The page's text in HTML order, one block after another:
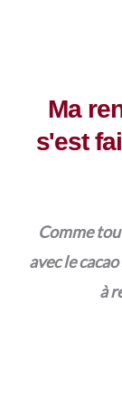
Ma
s'est
Comme
avec le
à